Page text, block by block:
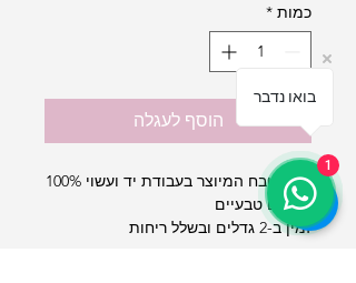
כמות *
הוסף לעגלה
נר משובח המיוצר בעבודת יד ועשוי 100%
רכיבים טבעיים
זמין ב-2 גדלים ובשלל ריחות
בואו נדבר
1